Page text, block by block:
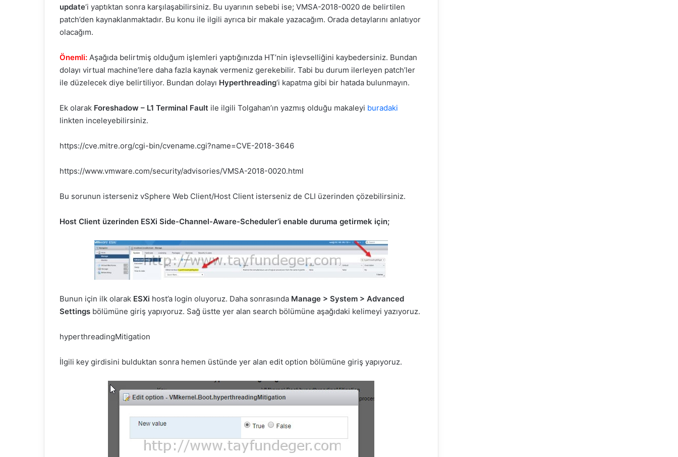
update‘i yaptıktan sonra karşılaşabilirsiniz. Bu uyarının sebebi ise; VMSA-2018-0020 de belirtilen
patch’den kaynaklanmaktadır. Bu konu ile ilgili ayrıca bir makale yazacağım. Orada detaylarını anlatıyor
olacağım.
Önemli: Aşağıda belirtmiş olduğum işlemleri yaptığınızda HT’nin işlevselliğini kaybedersiniz. Bundan
dolayı virtual machine’lere daha fazla kaynak vermeniz gerekebilir. Tabi bu durum ilerleyen patch’ler
ile düzelecek diye belirtiliyor. Bundan dolayı Hyperthreading‘i kapatma gibi bir hatada bulunmayın.
Ek olarak Foreshadow – L1 Terminal Fault ile ilgili Tolgahan’ın yazmış olduğu makaleyi buradaki
linkten inceleyebilirsiniz.
https://cve.mitre.org/cgi-bin/cvename.cgi?name=CVE-2018-3646
https://www.vmware.com/security/advisories/VMSA-2018-0020.html
Bu sorunun isterseniz vSphere Web Client/Host Client isterseniz de CLI üzerinden çözebilirsiniz.
Host Client üzerinden ESXi Side-Channel-Aware-Scheduler’i enable duruma getirmek için;
Bunun için ilk olarak ESXi host’a login oluyoruz. Daha sonrasında Manage > System > Advanced
Settings bölümüne giriş yapıyoruz. Sağ üstte yer alan search bölümüne aşağıdaki kelimeyi yazıyoruz.
hyperthreadingMitigation
İlgili key girdisini bulduktan sonra hemen üstünde yer alan edit option bölümüne giriş yapıyoruz.